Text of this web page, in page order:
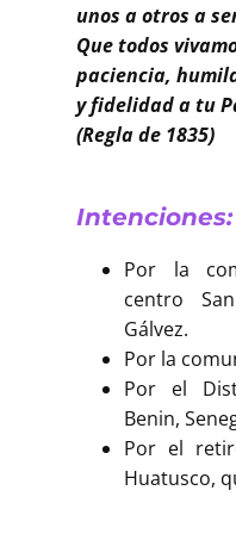
unos a otros a
Que todos
paciencia,
y fidelidad a tu
(Regla de 1835)
Intenciones:
Por la
centro
Gálvez.
Por la
Por el
Benin,
Por el
Huatusco,